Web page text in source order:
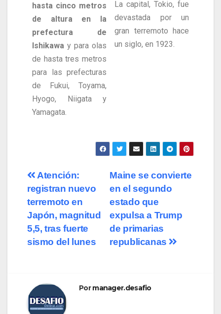
hasta cinco metros
de altura en la
prefectura de
Ishikawa y para olas
de hasta tres metros
para las prefecturas
de Fukui, Toyama,
Hyogo, Niigata y
Yamagata.
La capital, Tokio, fue
devastada por un
gran terremoto hace
un siglo, en 1923.
Maine se convierte
en el segundo
estado que
expulsa a Trump
de primarias
republicanas
Atención:
registran nuevo
terremoto en
Japón, magnitud
5,5, tras fuerte
sismo del lunes
Pormanager.desafio